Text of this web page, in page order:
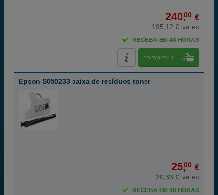
240,00 €
195,12 € iva ex
RECEBA EM 48 HORAS
comprar >
Epson S050233 caixa de resíduos toner
25,00 €
20,33 € iva ex
RECEBA EM 48 HORAS